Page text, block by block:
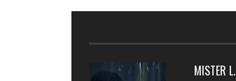
MISTER L.